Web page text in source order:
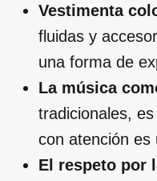
Vestimenta
fluidas y
una forma de
La música
tradicionales,
con atención es
El respeto por